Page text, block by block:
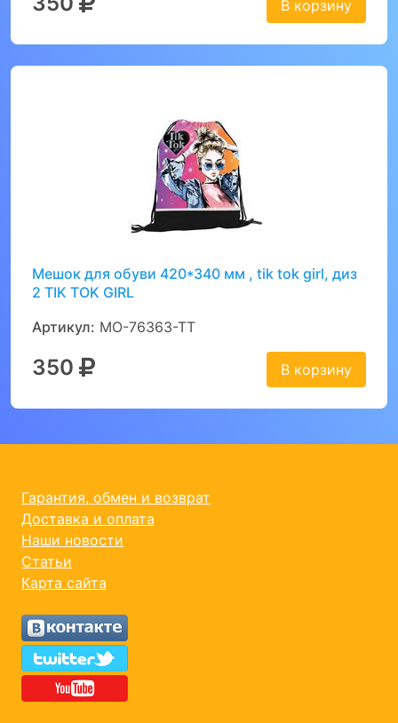
В корзину
Мешок для обуви 420*340 мм , tik tok girl, диз
2 TIK TOK GIRL
Артикул: MO-76363-TT
350 В корзину
Гарантия, обмен и возврат
Доставка и оплата
Наши новости
Статьи
Карта сайта